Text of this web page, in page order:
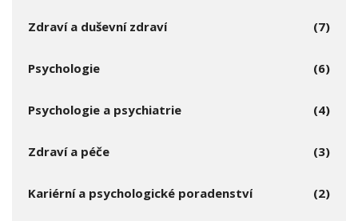
Zdraví a duševní zdraví (7)
Psychologie (6)
Psychologie a psychiatrie (4)
Zdraví a péče (3)
Kariérní a psychologické poradenství (2)